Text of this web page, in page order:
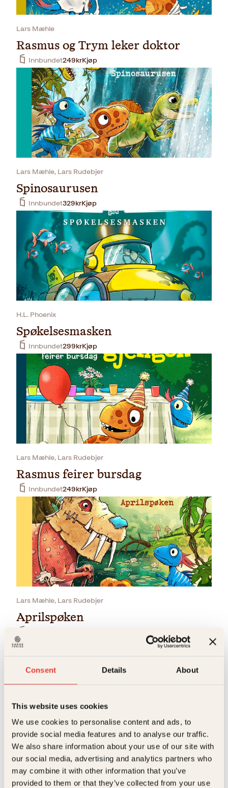
Consent Details About
This website uses cookies
We use cookies to personalise content and ads, to
provide social media features and to analyse our traffic.
We also share information about your use of our site with
our social media, advertising and analytics partners who
may combine it with other information that you’ve
provided to them or that they’ve collected from your use
Lars Mæhle
Rasmus og Trym leker doktor
Innbundet249krKjøp
Lars Mæhle, Lars Rudebjer
Spinosaurusen
Innbundet329krKjøp
H.L. Phoenix
Spøkelsesmasken
Innbundet299krKjøp
Lars Mæhle, Lars Rudebjer
Rasmus feirer bursdag
Innbundet249krKjøp
Lars Mæhle, Lars Rudebjer
Aprilspøken
Lars Mæhle, Lars Rudebjer
Flaggermusgrotten
Innbundet 329krKjøp